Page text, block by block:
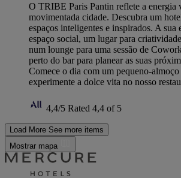
O TRIBE Paris Pantin reflete a energia
movimentada cidade. Descubra um
espaços inteligentes e inspirados. A sua
espaço social, um lugar para
num lounge para uma sessão de
perto do bar para planear as suas
Comece o dia com um pequeno-
experimente a dolce vita no nosso
4,4/5 Rated 4,4 of 5
Load More See more items
Mostrar mapa